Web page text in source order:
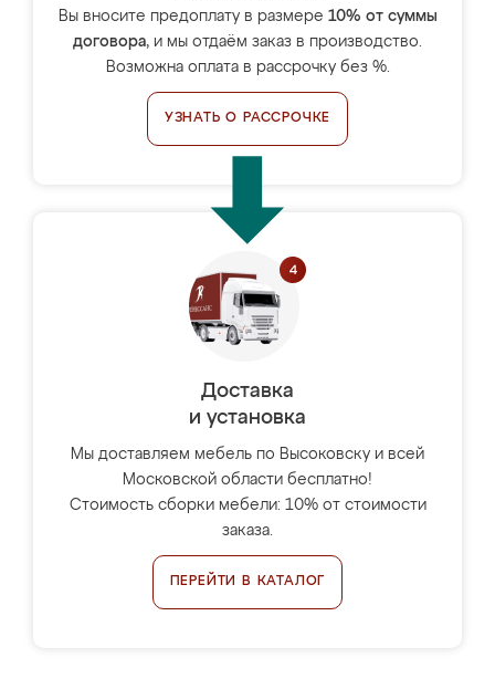
Вы вносите предоплату в размере 10% от суммы
договора, и мы отдаём заказ в производство.
Возможна оплата в рассрочку без %.
УЗНАТЬ О РАССРОЧКЕ
Доставка
и установка
Мы доставляем мебель по Высоковску и всей
Московской области бесплатно!
Стоимость сборки мебели: 10% от стоимости
заказа.
ПЕРЕЙТИ В КАТАЛОГ